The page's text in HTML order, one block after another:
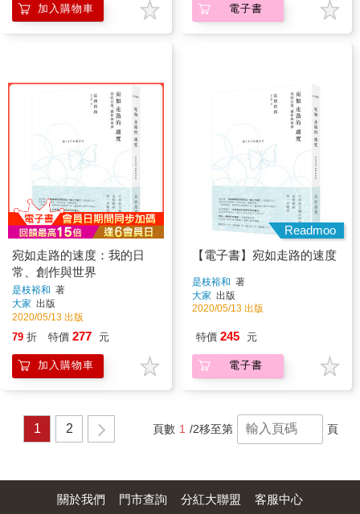
加入購物車 電子書
宛如走路的速度：我的日
常、創作與世界
是枝裕和 著
大家 出版
2020/05/13 出版
79 折 特價 277 元
加入購物車
Readmoo
【電子書】宛如走路的速度
是枝裕和 著
大家 出版
2020/05/13 出版
特價 245 元
電子書
1 2 頁數 1 /2移至第 頁
關於我們 門市查詢 分紅大聯盟 客服中心